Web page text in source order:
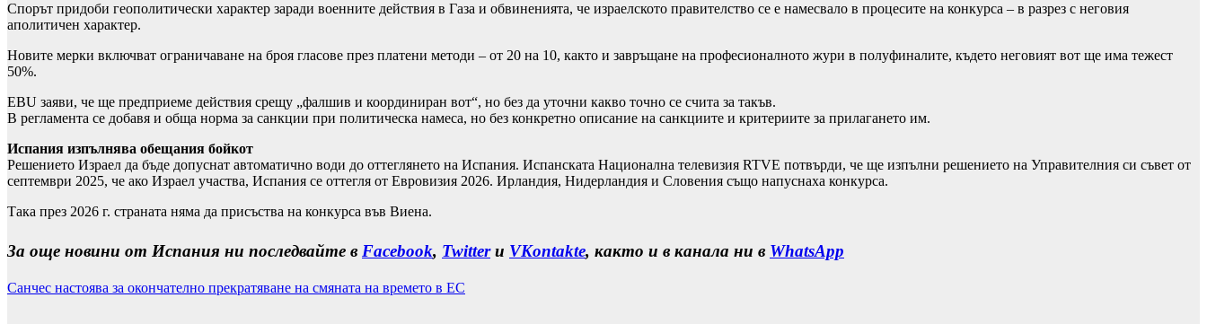
Спорът придоби геополитически характер заради военните действия в Газа и обвиненията, че израелското правителство се е намесвало в процесите на конкурса – в разрез с неговия
аполитичен характер.
Новите мерки включват ограничаване на броя гласове през платени методи – от 20 на 10, както и завръщане на професионалното жури в полуфиналите, където неговият вот ще има тежест
50%.
EBU заяви, че ще предприеме действия срещу „фалшив и координиран вот“, но без да уточни какво точно се счита за такъв.
В регламента се добавя и обща норма за санкции при политическа намеса, но без конкретно описание на санкциите и критериите за прилагането им.
Испания изпълнява обещания бойкот
Решението Израел да бъде допуснат автоматично води до оттеглянето на Испания. Испанската Национална телевизия RTVE потвърди, че ще изпълни решението на Управителния си съвет от
септември 2025, че ако Израел участва, Испания се оттегля от Евровизия 2026. Ирландия, Нидерландия и Словения също напуснаха конкурса.
Така през 2026 г. страната няма да присъства на конкурса във Виена.
За още новини от Испания ни последвайте в Facebook, Twitterи VKontakte, както и в канала ни в WhatsApp
Санчес настоява за окончателно прекратяване на смяната на времето в ЕC